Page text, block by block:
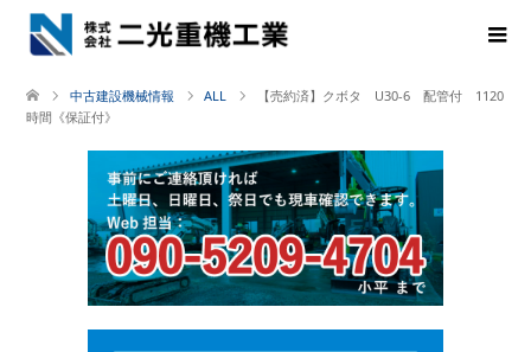
中古建設機械情報 ALL
【売約済】クボタ U30-6 配管付 1120
時間《保証付》